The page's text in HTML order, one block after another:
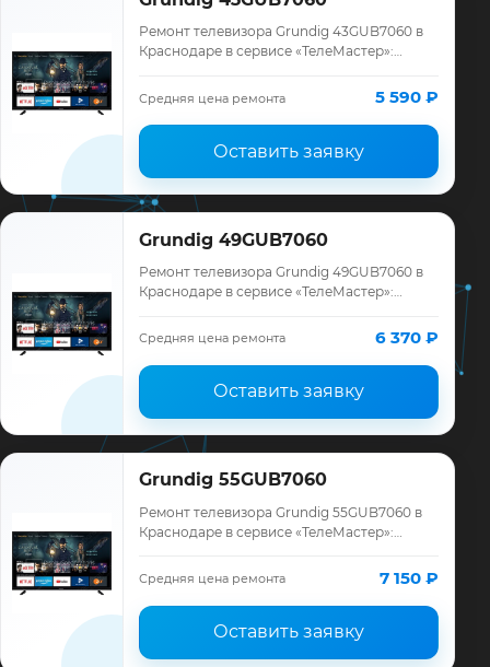
Ремонт телевизора Grundig 43GUB7060 в
Краснодаре в сервисе «ТелеМастер»:
ремонта, запчасти и гарантия до 12
месяцев.
Средняя цена ремонта 5 590 ₽
Оставить заявку
Grundig 49GUB7060
Ремонт телевизора Grundig 49GUB7060 в
Краснодаре в сервисе «ТелеМастер»:
ремонта, запчасти и гарантия до 12
Средняя цена ремонта 6 370 ₽
Оставить заявку
Grundig 55GUB7060
Ремонт телевизора Grundig 55GUB7060 в
Краснодаре в сервисе «ТелеМастер»:
ремонта, запчасти и гарантия до 12
месяцев.
Средняя цена ремонта 7 150 ₽
Оставить заявку